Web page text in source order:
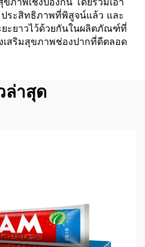
ระสิทธิภาพที่พิสูจน์แล้ว และ
ยะยาวไว้ด้วยกันในผลิตภัณฑ์ที่
สริมสุขภาพช่องปากที่ดีตลอด
ล่าสุด